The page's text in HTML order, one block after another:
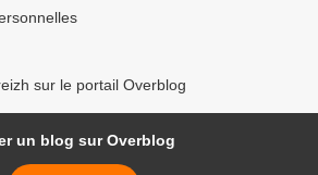
sur le portail Overblog
un blog sur Overblog